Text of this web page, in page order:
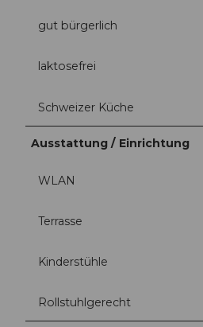
gut bürgerlich
laktosefrei
Schweizer Küche
Ausstattung / Einrichtung
WLAN
Terrasse
Kinderstühle
Rollstuhlgerecht